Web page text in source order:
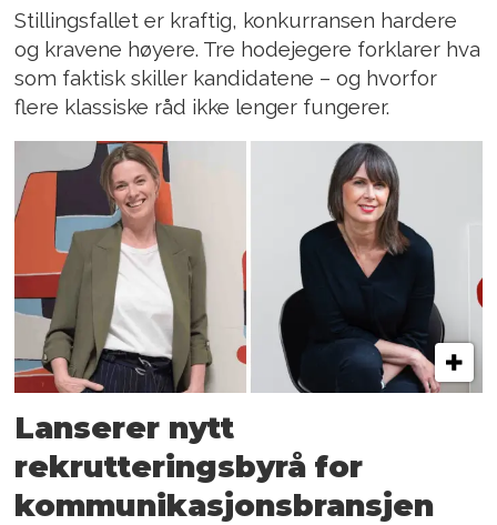
Stillingsfallet er kraftig, konkurransen hardere
og kravene høyere. Tre hodejegere forklarer hva
som faktisk skiller kandidatene – og hvorfor
flere klassiske råd ikke lenger fungerer.
Lanserer nytt
rekrutteringsbyrå for
kommunikasjonsbransjen